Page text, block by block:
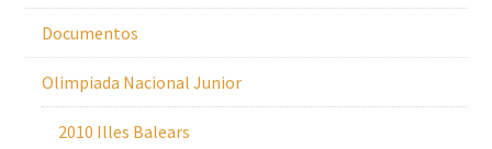
Documentos
Olimpiada Nacional Junior
2010 Illes Balears